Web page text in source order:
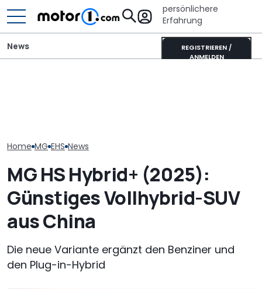
persönlichere
Erfahrung
REGISTRIEREN /
ANMELDEN
News
Home MG EHS News
MG HS Hybrid+ (2025):
Günstiges Vollhybrid-SUV
aus China
Die neue Variante ergänzt den Benziner und
den Plug-in-Hybrid